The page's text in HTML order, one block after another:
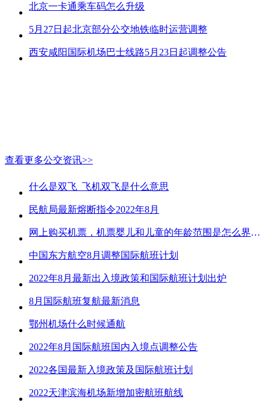
北京一卡通乘车码怎么升级
5月27日起北京部分公交地铁临时运营调整
西安咸阳国际机场巴士线路5月23日起调整公告
查看更多公交资讯>>
什么是双飞_飞机双飞是什么意思
民航局最新熔断指令2022年8月
网上购买机票，机票婴儿和儿童的年龄范围是怎么界定的？
中国东方航空8月调整国际航班计划
2022年8月最新出入境政策和国际航班计划出炉
8月国际航班复航最新消息
鄂州机场什么时候通航
2022年8月国际航班国内入境点调整公告
2022各国最新入境政策及国际航班计划
2022天津滨海机场新增加密航班航线